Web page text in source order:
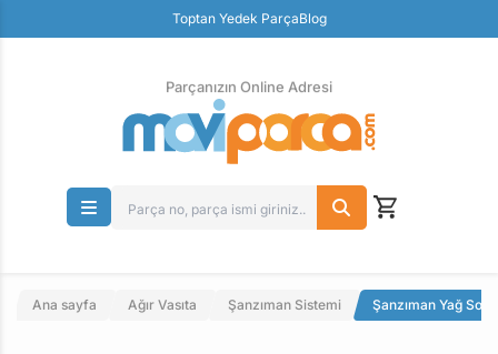
Toptan Yedek ParçaBlog
Parçanızın Online Adresi
Ana sayfa Ağır Vasıta Şanzıman Sistemi Şanzıman Yağ